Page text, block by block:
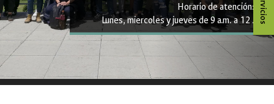
Horario de atención:
Lunes, miercoles y jueves de 9 a.m. a 12 .